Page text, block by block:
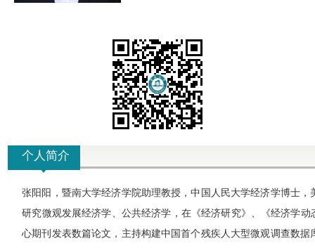
个人简介
张阳阳，暨南大学经济学院助理教授，中国人民大学经济学博士
研究微观发展经济学、公共经济学，在《经济研究》、《经济学动
心期刊发表数篇论文，主持构建中国首个残疾人大型微观调查数